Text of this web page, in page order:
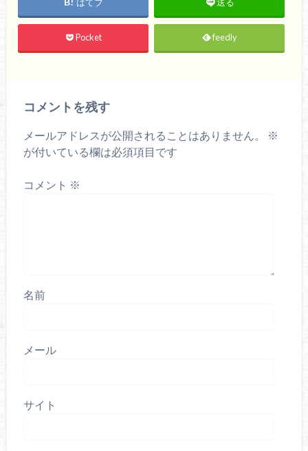
送る
Pocket feedly
コメントを残す
メールアドレスが公開されることはありません。
※
が付いている欄は必須項目です
コメント ※
名前
メール
サイト